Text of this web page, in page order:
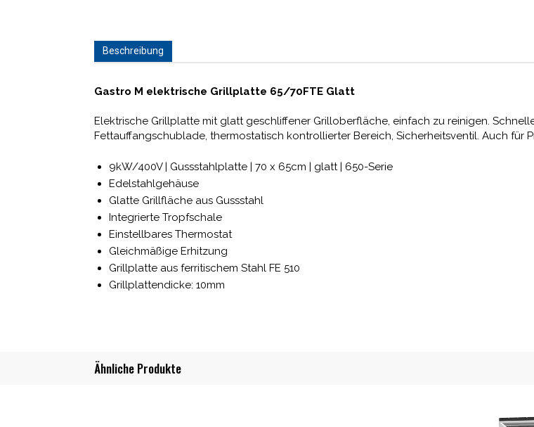
Beschreibung
Gastro M elektrische Grillplatte 65/70FTE Glatt
Elektrische Grillplatte mit glatt geschliffener Grilloberfläche, einfach zu reinigen.
Fettauffangschublade, thermostatisch kontrollierter Bereich, Sicherheitsventil. Auch für
9kW/400V | Gussstahlplatte | 70 x 65cm | glatt | 650-Serie
Edelstahlgehäuse
Glatte Grillfläche aus Gussstahl
Integrierte Tropfschale
Einstellbares Thermostat
Gleichmäßige Erhitzung
Grillplatte aus ferritischem Stahl FE 510
Grillplattendicke: 10mm
Ähnliche Produkte